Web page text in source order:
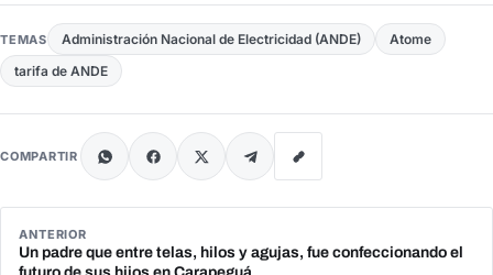
TEMAS Administración Nacional de Electricidad (ANDE)
Atome
tarifa de ANDE
COMPARTIR
ANTERIOR
Un padre que entre telas, hilos y agujas, fue confeccionando el